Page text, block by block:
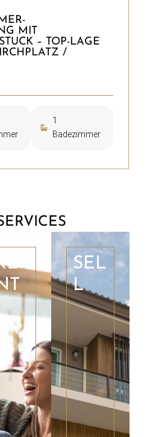
MIT
– TOP-LAGE
/
1
Badezimmer
SEL
L